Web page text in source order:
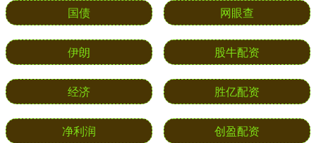
国债 网眼查
伊朗 股牛配资
经济 胜亿配资
净利润 创盈配资